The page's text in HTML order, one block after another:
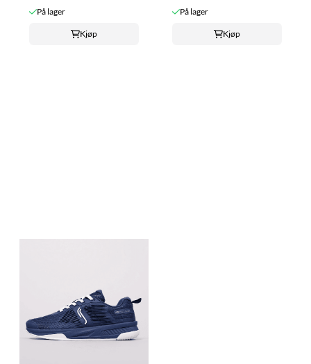
På lager
Kjøp
På lager
Kjøp